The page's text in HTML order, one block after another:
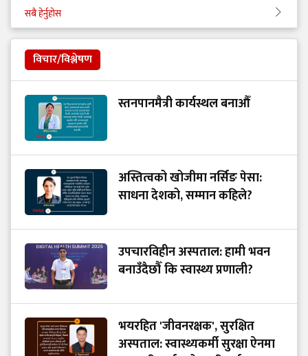
सबै हेर्नुहोस
विचार/विश्लेषण
स्तनपानमैत्री कार्यस्थल बनाऔँ
अस्तित्वको खोजीमा नर्सिङ पेसा:
साधना देशको, सम्मान कहिले?
उपचारविहीन अस्पताल: हामी भवन
बनाउँदैछौँ कि स्वास्थ्य प्रणाली?
भयरहित 'जीवनरक्षक', सुरक्षित
अस्पताल: स्वास्थ्यकर्मी सुरक्षा ऐनमा